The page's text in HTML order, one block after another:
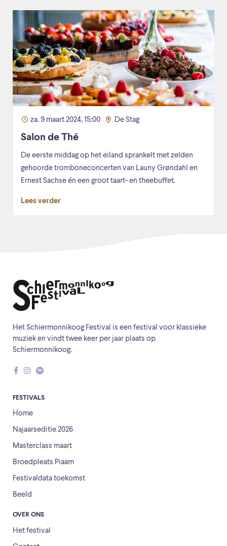
za. 9 maart 2024, 15:00 De Stag
Salon de Thé
De eerste middag op het eiland sprankelt met zelden
gehoorde tromboneconcerten van Launy Grøndahl en
Ernest Sachse én een groot taart- en theebuffet.
Lees verder
Het Schiermonnikoog Festival is een festival voor klassieke
muziek en vindt twee keer per jaar plaats op
Schiermonnikoog.
FESTIVALS
Home
Najaarseditie 2026
Masterclass maart
Broedpleats Piaam
Festivaldata toekomst
Beeld
OVER ONS
Het festival